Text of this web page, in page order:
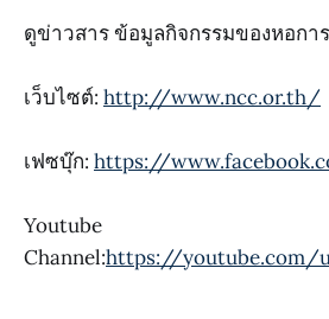
ดูข่าวสาร ข้อมูลกิจกรรมของหอกา
เว็บไซต์: http://www.ncc.or.th/
เฟซบุ๊ก: https://
Youtube
Channel:https://youtube.com/